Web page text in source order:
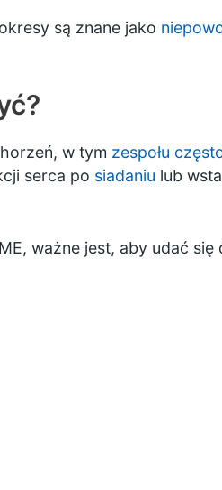
są znane jako
w tym zespołu
serca po siadaniu lub
ważne jest, aby udać